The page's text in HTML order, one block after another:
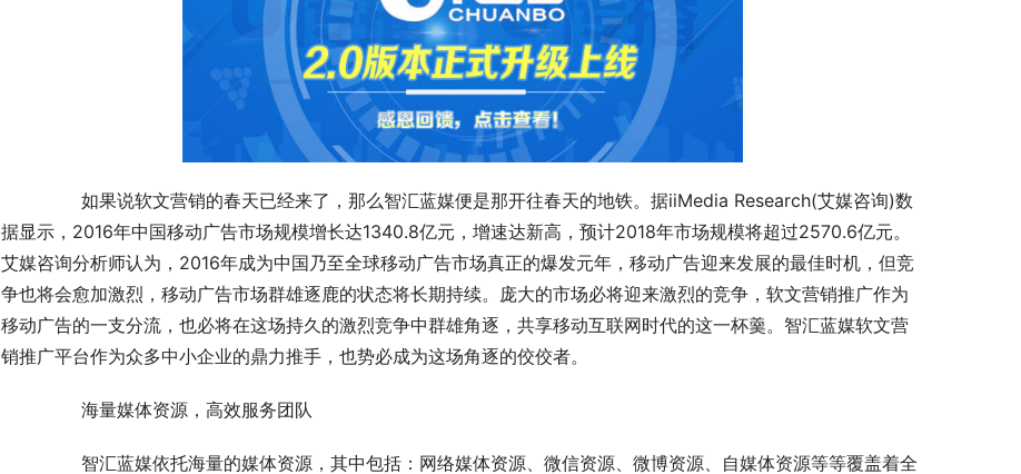
据显示，2016年中国移动广告市场规模增长达1340.8亿元，增速达新高，预计2018年市场规模将超过2570.6亿元。
艾媒咨询分析师认为，2016年成为中国乃至全球移动广告市场真正的爆发元年，移动广告迎来发展的最佳时机，但竞
争也将会愈加激烈，移动广告市场群雄逐鹿的状态将长期持续。庞大的市场必将迎来激烈的竞争，软文营销推广作为
移动广告的一支分流，也必将在这场持久的激烈竞争中群雄角逐，共享移动互联网时代的这一杯羹。智汇蓝媒软文营
销推广平台作为众多中小企业的鼎力推手，也势必成为这场角逐的佼佼者。
	　　海量媒体资源，高效服务团队